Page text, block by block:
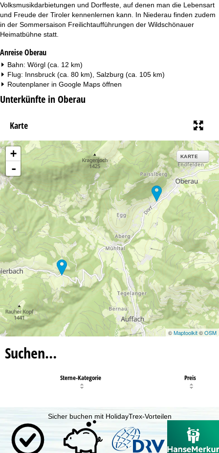
Volksmusikdarbietungen und Dorffeste, auf denen man die Lebensart
und Freude der Tiroler kennenlernen kann. In Niederau finden zudem
in der Sommersaison Freilichtaufführungen der Wildschönauer
Heimatbühne statt.
Anreise Oberau
Bahn: Wörgl (ca. 12 km)
Flug: Innsbruck (ca. 80 km), Salzburg (ca. 105 km)
Routenplaner in Google Maps öffnen
Unterkünfte in Oberau
Karte
+
-
KARTE
©Maptoolkit©OSM
Suchen…
Sterne-Kategorie Preis
Sicher buchen mit HolidayTrex-Vorteilen